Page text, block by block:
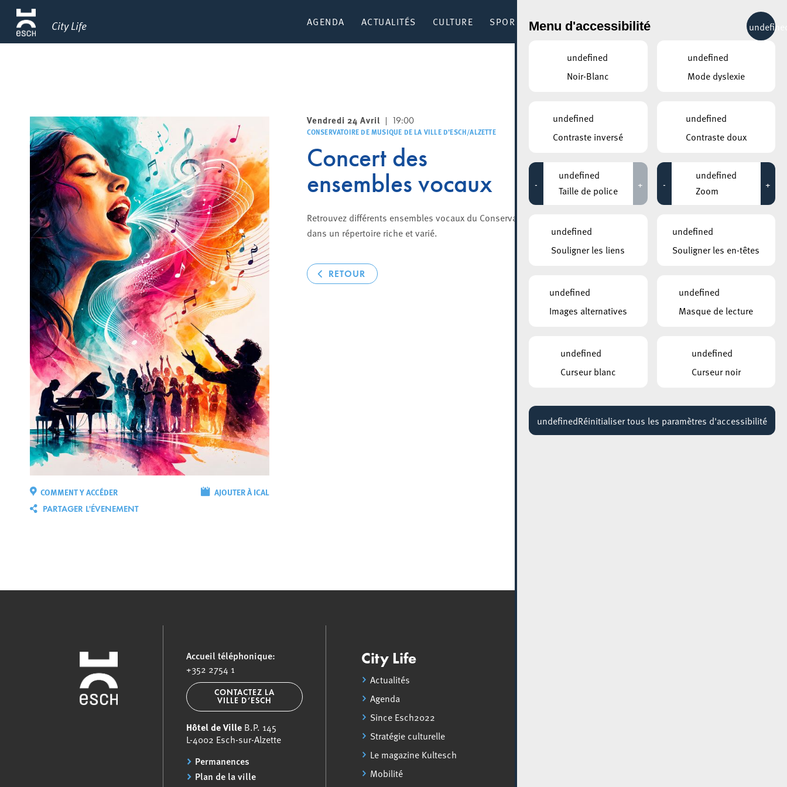
City Life AGENDA ACTUALITÉS CULTURE SPORT & RÉCRÉATION MOBILITÉ
AJOUTER À ICAL
COMMENT Y ACCÉDER
PARTAGER L'ÉVENEMENT
Vendredi 24 Avril 19:00
CONSERVATOIRE DE MUSIQUE DE LA VILLE D’ESCH/ALZETTE
Concert des
ensembles vocaux
Retrouvez différents ensembles vocaux du Conservatoire
dans un répertoire riche et varié.
RETOUR
AUTRES ÉVÉNEMENTS
Festival Awula Awula
Joyeuse Entrée am Minett
14:00 - 16:00
MOSAÏQUE CLUB – CLUB SENIOR À
16:30 - 20:30
AUTRES ÉVÉNEMENTS
ROCKHAL – ETABLISSEMENT PUBLIC
CENTRE DE MUSIQUES AMPLIFIÉES
17:00 - 19:00
CENTRE DE MUSIQUES AMPLIFIÉES
Accueil téléphonique:
+352 2754 1
CONTACTEZ LA
VILLE D’ESCH
Hôtel de Ville B.P. 145
L-4002 Esch-sur-Alzette
Permanences
Plan de la ville
City Life
Actualités
Agenda
Since Esch2022
Stratégie culturelle
Le magazine Kultesch
Mobilité
23°C
Menu d'accessibilité
undefined
Noir-Blanc
undefined
Mode dyslexie
undefined
Contraste inversé
undefined
Contraste doux
-
undefined
Taille de police
+ -
undefined
Zoom
+
undefined
Souligner les liens
undefined
Souligner les en-têtes
undefined
Images alternatives
undefined
Masque de lecture
undefined
Curseur blanc
undefined
Curseur noir
undefinedRéinitialiser tous les paramètres d'accessibilité